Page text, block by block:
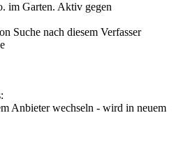
im Garten. Aktiv gegen
Suche nach diesem Verfasser
Anbieter wechseln - wird in neuem